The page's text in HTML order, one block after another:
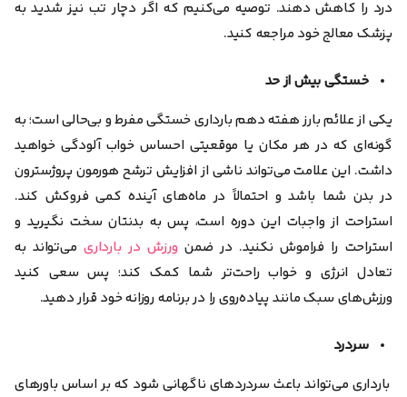
درد را کاهش دهند. توصیه می‌کنیم که اگر دچار تب نیز شدید به
پزشک معالج خود مراجعه کنید.
خستگی بیش از حد
یکی از علائم بارز هفته دهم بارداری خستگی مفرط و بی‌حالی است؛ به
گونه‌ای که در هر مکان یا موقعیتی احساس خواب آلودگی خواهید
داشت. این علامت می‌تواند ناشی از افزایش ترشح هورمون پروژسترون
در بدن شما باشد و احتمالاً در ماه‌های آینده کمی فروکش کند.
استراحت از واجبات این دوره است، پس به بدنتان سخت نگیرید و
استراحت را فراموش نکنید. در ضمن ورزش در بارداریمی‌تواند به
تعادل انرژی و خواب راحت‌تر شما کمک کند؛ پس سعی کنید
ورزش‌های سبک مانند پیاده‌روی را در برنامه روزانه خود قرار دهید.
سردرد
بارداری می‌تواند باعث سردردهای ناگهانی شود که بر اساس باورهای